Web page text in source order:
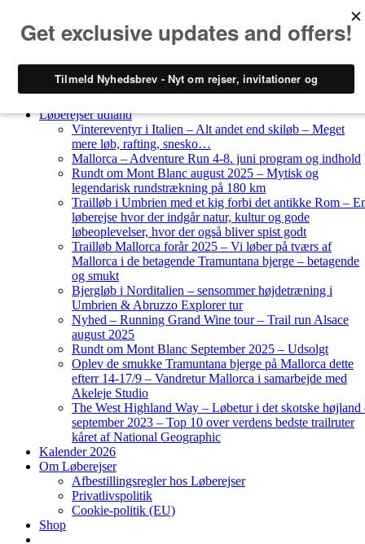
contentLøberejser
Gendarmstien oktober 2023 – løbende patrulje langs den
Løberejser udland
Vintereventyr i Italien – Alt andet end skiløb – Meget
mere løb, rafting, snesko…
Mallorca – Adventure Run 4-8. juni program og indhold
Rundt om Mont Blanc august 2025 – Mytisk og
legendarisk rundstrækning på 180 km
Trailløb i Umbrien med et kig forbi det antikke Rom –
løberejse hvor der indgår natur, kultur og gode
løbeoplevelser, hvor der også bliver spist godt
Trailløb Mallorca forår 2025 – Vi løber på tværs af
Mallorca i de betagende Tramuntana bjerge – betagende
og smukt
Bjergløb i Norditalien – sensommer højdetræning i
Umbrien & Abruzzo Explorer tur
Nyhed – Running Grand Wine tour – Trail run Alsace
august 2025
Rundt om Mont Blanc September 2025 – Udsolgt
Oplev de smukke Tramuntana bjerge på Mallorca dette
efterr 14-17/9 – Vandretur Mallorca i samarbejde med
Akeleje Studio
The West Highland Way – Løbetur i det skotske højland
september 2023 – Top 10 over verdens bedste trailruter
kåret af National Geographic
Kalender 2026
Om Løberejser
Afbestillingsregler hos Løberejser
Privatlivspolitik
Cookie-politik (EU)
Shop